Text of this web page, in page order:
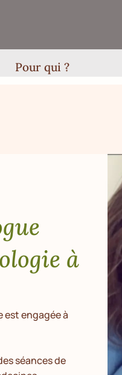
Pour qui ?
à
est engagée à
séances de